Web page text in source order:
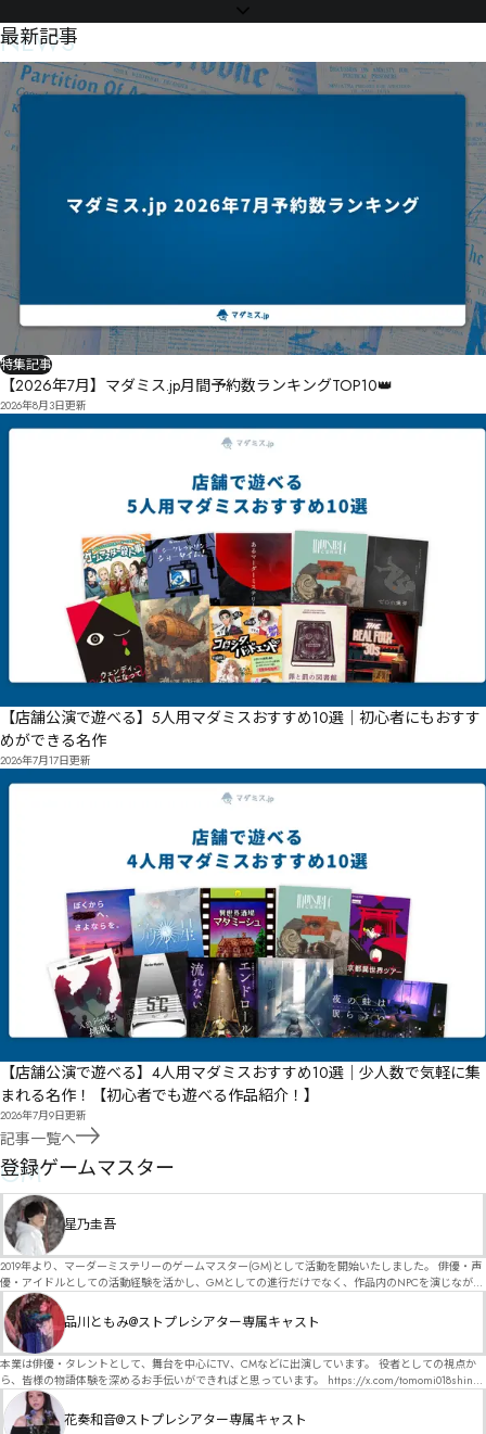
NEWS
最新記事
特集記事
【2026年7月】マダミス.jp月間予約数ランキングTOP10👑
2026年8月3日更新
【店舗公演で遊べる】5人用マダミスおすすめ10選｜初心者にもおすす
めができる名作
2026年7月17日更新
【店舗公演で遊べる】4人用マダミスおすすめ10選｜少人数で気軽に集
まれる名作！【初心者でも遊べる作品紹介！】
2026年7月9日更新
記事一覧へ
GM
登録ゲームマスター
星乃圭吾
2019年より、マーダーミステリーのゲームマスター(GM)として活動を開始いたしました。 俳優・声
優・アイドルとしての活動経験を活かし、GMとしての進行だけでなく、作品内のNPCを演じなが
ら、お客様に物語の世界へ入り込んでいただくような演出・サービスを得意としています。 自分自
身でも作品制作を行っているので、作家さんが作品に込めた想いや意図を大切にしながら、その作
品の魅力をお客様に届けられるような公演を心がけています。 参加してくださる皆様がどんなエン
ディングを迎えるのか、どんな物語が生まれるのかを想像しながら、公演を進めていく時間が本当
に大好きです！ 対応可能作品は、オフライン（対面）作品のみとなります。 得意分野をひとつ挙げ
るなら恋愛もの（恋愛要素を含むシナリオ）ですが、ファンタジー、デスゲーム、青春ものなど、
ジャンルを問わず幅広く対応可能です！お任せください！ 《所属団体・店舗》 ★ Lanbelysma -ラン
ビリズマ- (代表・制作・GM) ★ ストーリープレイングシアター (GM) ★ フィネガンズ ウェイク
(GM)
品川ともみ@ストプレシアター専属キャスト
本業は俳優・タレントとして、舞台を中心にTV、CMなどに出演しています。 役者としての視点か
ら、皆様の物語体験を深めるお手伝いができればと思っています。 https://x.com/tomomi018shin?
s=11 活動内容はSNSにて投稿しています。 SPT所属。 ストーリープレイングシアター「星詠みの
標」にてGMデビュー。 ボードゲーム×体感型演劇 イマーシブカフェ「コアクト」(不定期開催)出
演中。
花奏和音@ストプレシアター専属キャスト